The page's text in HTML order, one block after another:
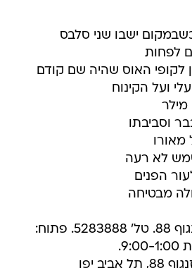
ישבו שני סלבס
לפחות
לקופי האוס שהיה שם קודם
ועל הקינוח
מילר
וסביבתו
לא רעה
הפנים
מבטיחה
אמיליה ארהרט. דיזנגוף 88. טל' 5283888. פתוח:
יפו